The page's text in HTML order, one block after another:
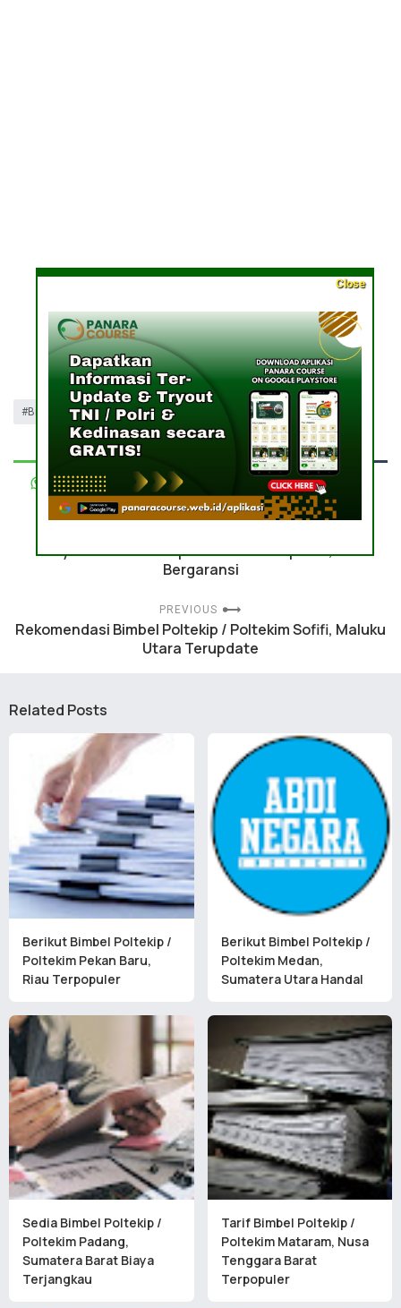
Bimbel Poltekip & Poltekim
Biaya Bimbel Poltekip / Poltekim Denpasar, Bali
Bergaransi
PREVIOUS
Rekomendasi Bimbel Poltekip / Poltekim Sofifi, Maluku
Utara Terupdate
Related Posts
Berikut Bimbel Poltekip /
Poltekim Pekan Baru,
Riau Terpopuler
Berikut Bimbel Poltekip /
Poltekim Medan,
Sumatera Utara Handal
Sedia Bimbel Poltekip /
Poltekim Padang,
Sumatera Barat Biaya
Terjangkau
Tarif Bimbel Poltekip /
Poltekim Mataram, Nusa
Tenggara Barat
Terpopuler
Close